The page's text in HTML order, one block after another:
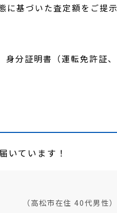
に基づいた査定額をご提示
分証明書（運転免許証、
いています！
（高松市在住 40代男性）